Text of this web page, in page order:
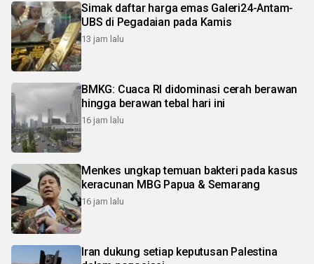
Simak daftar harga emas Galeri24-Antam-
UBS di Pegadaian pada Kamis
13 jam lalu
BMKG: Cuaca RI didominasi cerah berawan
hingga berawan tebal hari ini
16 jam lalu
Menkes ungkap temuan bakteri pada kasus
keracunan MBG Papua & Semarang
16 jam lalu
Iran dukung setiap keputusan Palestina